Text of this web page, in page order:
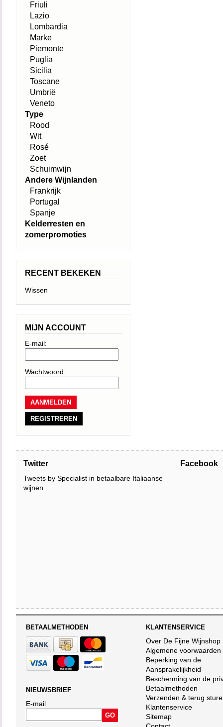
Friuli
Lazio
Lombardia
Marke
Piemonte
Puglia
Sicilia
Toscane
Umbrië
Veneto
Type
Rood
Wit
Rosé
Zoet
Schuimwijn
Andere Wijnlanden
Frankrijk
Portugal
Spanje
Kelderresten en
zomerpromoties
RECENT BEKEKEN
Wissen
MIJN ACCOUNT
E-mail:
Wachtwoord:
REGISTREREN
Twitter
Tweets by Specialist in betaalbare Italiaanse
wijnen
Facebook
BETAALMETHODEN
NIEUWSBRIEF
E-mail
KLANTENSERVICE
Over De Fijne Wijnshop
Algemene voorwaarden
Beperking van de
Aansprakelijkheid
Bescherming van de
Betaalmethoden
Verzenden & terug
Klantenservice
Sitemap